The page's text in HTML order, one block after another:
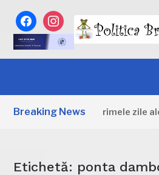
facebookinstagram
Breaking News
Dâmbovița: Primele zile ale
Etichetă: ponta